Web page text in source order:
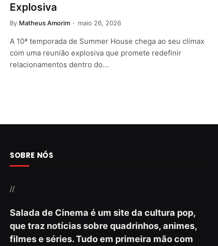
Explosiva
By Matheus Amorim maio 26, 2026
A 10ª temporada de Summer House chega ao seu clímax
com uma reunião explosiva que promete redefinir
relacionamentos dentro do…
SOBRE NÓS
//
Salada de Cinema é um site da cultura pop,
que traz notícias sobre quadrinhos, animes,
filmes e séries. Tudo em primeira mão com